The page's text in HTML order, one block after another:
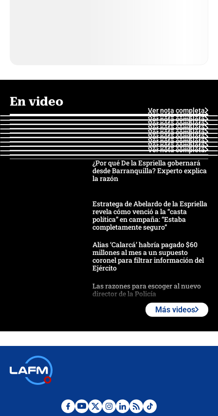
En video
Ver nota completa
Ver nota completa
Ver nota completa
Ver nota completa
Ver nota completa
Ver nota completa
Ver nota completa
Ver nota completa
Ver nota completa
Ver nota completa
¿Por qué De la Espriella gobernará
desde Barranquilla? Experto explica
la razón
Estratega de Abelardo de la Espriella
revela cómo venció a la “casta
política” en campaña: “Estaba
completamente seguro”
Alias ‘Calarcá’ habría pagado $60
millones al mes a un supuesto
coronel para filtrar información del
Ejército
Las razones para escoger al nuevo
director de la Policía
futuro les espera a las cabalgatas en
"No hubo fraude ni posibilidad de
Más videos